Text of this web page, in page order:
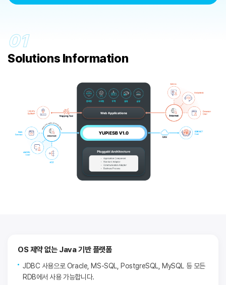
01
Solutions Information
OS 제약 없는 Java 기반 플랫폼
JDBC 사용으로 Oracle, MS-SQL, PostgreSQL, MySQL 등 모든
RDB에서 사용 가능합니다.